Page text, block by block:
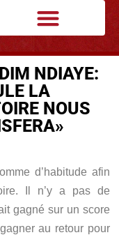
NDIAYE:
LA
NOUS
d’habitude afin
Il n’y a pas de
gagné sur un score
au retour pour